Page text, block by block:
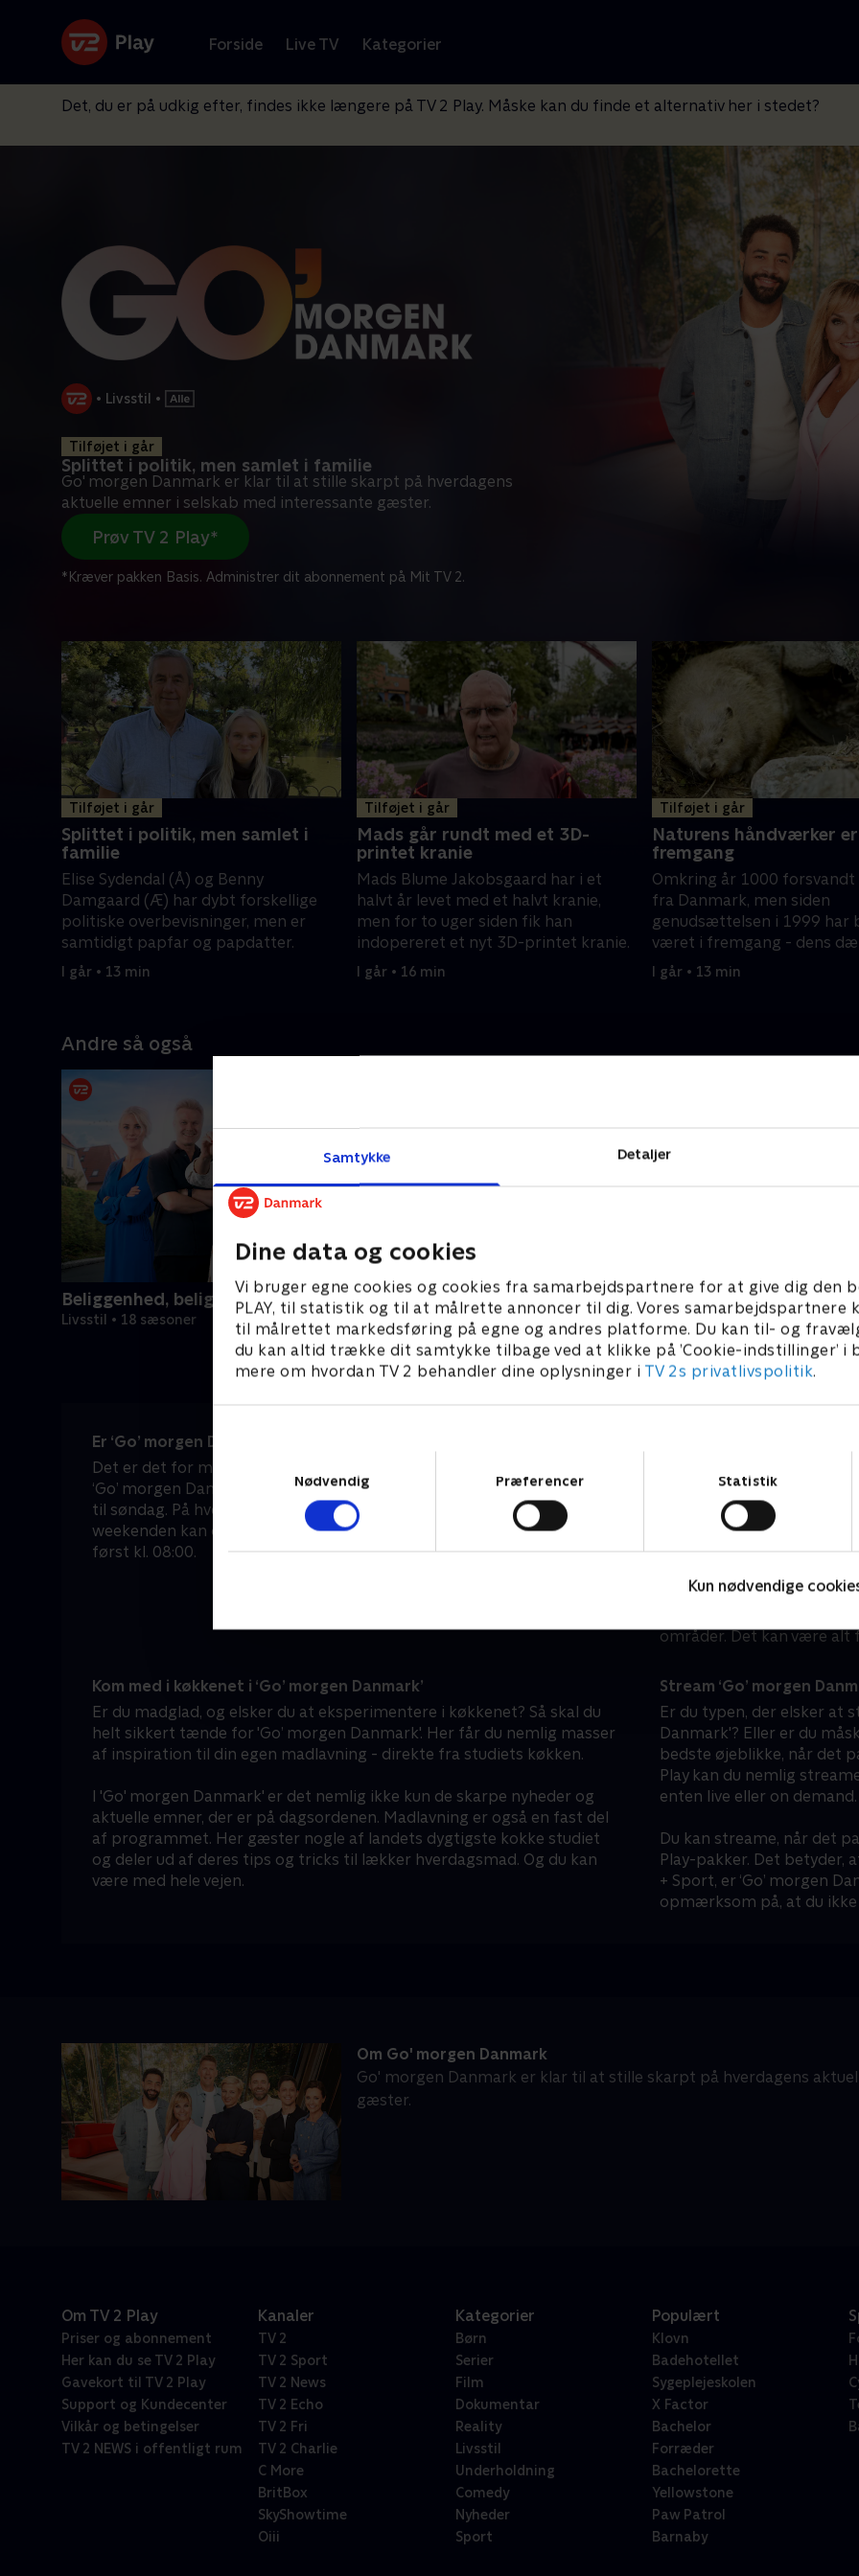
Samtykke Detaljer
Dine data og cookies
Vi bruger egne cookies og cookies fra samarbejdspartnere for at give dig den
PLAY, til statistik og til at målrette annoncer til dig. Vores samarbejdspartnere
til målrettet markedsføring på egne og andres platforme. Du kan til- og
du kan altid trække dit samtykke tilbage ved at klikke på ’Cookie-indstillinger’ i
mere om hvordan TV 2 behandler dine oplysninger i TV 2s privatlivspolitik.
Nødvendig
Præferencer Statistik
Kun nødvendige
Forside Live TV Kategorier
Det, du er på udkig efter, findes ikke længere på TV 2 Play. Måske kan du finde et alternativ her i stedet?
• Livsstil •
Tilføjet i går
Splittet i politik, men samlet i familie
Go' morgen Danmark er klar til at stille skarpt på hverdagens
aktuelle emner i selskab med interessante gæster.
Prøv TV 2 Play*
*Kræver pakken Basis. Administrer dit abonnement på Mit TV 2.
Tilføjet i går
Splittet i politik, men samlet i
familie
Elise Sydendal (Å) og Benny
Damgaard (Æ) har dybt forskellige
politiske overbevisninger, men er
samtidigt papfar og papdatter.
I går • 13 min
Tilføjet i går
Mads går rundt med et 3D-
printet kranie
Mads Blume Jakobsgaard har i et
halvt år levet med et halvt kranie,
men for to uger siden fik han
indopereret et nyt 3D-printet kranie.
I går • 16 min
Tilføjet i går
Naturens håndværker
fremgang
Omkring år 1000
fra Danmark, men siden
genudsættelsen i 1999 har
været i fremgang - dens
skaber nye levesteder for
I går • 13 min
Andre så også
Beliggenhed, beliggenhed, beliggenhed
Livsstil • 18 sæsoner
Linde på Langeland
Livsstil • 5 sæsoner
Er ‘Go’ morgen Danmark’ en del af morgenen hjemme hos dig?
Det er det for mange danskere – både i hverdagene og i weekenden.
‘Go’ morgen Danmark’ sendes nemlig live direkte fra Tivoli fra mandag
til søndag. På hverdage kan du tænde for TV 2 allerede fra 06:30, og i
weekenden kan du sove lidt længere, for her begynder programmet
først kl. 08:00.
'Go’ morgen Danmark'
indblik i, hvad der rører
er ikke kun relevante
kulturelle begivenheder,
I 'Go’ morgen Danmark'
eksperter, som skal
områder. Det kan være alt
Kom med i køkkenet i ‘Go’ morgen Danmark’
Er du madglad, og elsker du at eksperimentere i køkkenet? Så skal du
helt sikkert tænde for 'Go’ morgen Danmark'. Her får du nemlig masser
af inspiration til din egen madlavning - direkte fra studiets køkken.
I 'Go' morgen Danmark' er det nemlig ikke kun de skarpe nyheder og
aktuelle emner, der er på dagsordenen. Madlavning er også en fast del
af programmet. Her gæster nogle af landets dygtigste kokke studiet
og deler ud af deres tips og tricks til lækker hverdagsmad. Og du kan
være med hele vejen.
Stream ‘Go’ morgen
Er du typen, der elsker at
Danmark'? Eller er du
bedste øjeblikke, når det
Play kan du nemlig
enten live eller on demand.
Du kan streame, når det
Play-pakker. Det betyder,
+ Sport, er ‘Go’ morgen
opmærksom på, at du ikke
Om Go' morgen Danmark
Go' morgen Danmark er klar til at stille skarpt på hverdagens
gæster.
Om TV 2 Play
Priser og abonnement
Her kan du se TV 2 Play
Gavekort til TV 2 Play
Support og Kundecenter
Vilkår og betingelser
TV 2 NEWS i offentligt rum
Kanaler
TV 2
TV 2 Sport
TV 2 News
TV 2 Echo
TV 2 Fri
TV 2 Charlie
C More
BritBox
SkyShowtime
Oiii
Kategorier
Børn
Serier
Film
Dokumentar
Reality
Livsstil
Underholdning
Comedy
Nyheder
Sport
Populært
Klovn
Badehotellet
Sygeplejeskolen
X Factor
Bachelor
Forræder
Bachelorette
Yellowstone
Paw Patrol
Barnaby